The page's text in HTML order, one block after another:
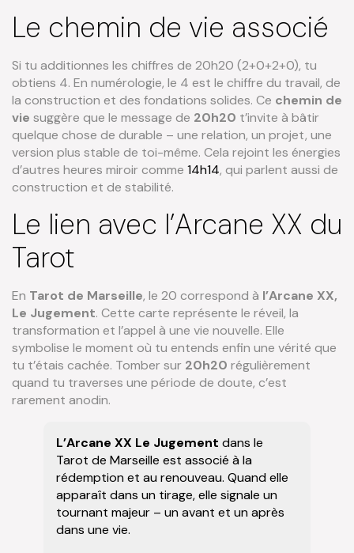
Le chemin de vie associé
Si tu additionnes les chiffres de 20h20 (2+0+2+0), tu
obtiens 4. En numérologie, le 4 est le chiffre du travail, de
la construction et des fondations solides. Ce chemin de
vie suggère que le message de 20h20 t’invite à bâtir
quelque chose de durable – une relation, un projet, une
version plus stable de toi-même. Cela rejoint les énergies
d’autres heures miroir comme 14h14, qui parlent aussi de
construction et de stabilité.
Le lien avec l’Arcane XX du
Tarot
En Tarot de Marseille, le 20 correspond à l’Arcane XX,
Le Jugement. Cette carte représente le réveil, la
transformation et l’appel à une vie nouvelle. Elle
symbolise le moment où tu entends enfin une vérité que
tu t’étais cachée. Tomber sur 20h20 régulièrement
quand tu traverses une période de doute, c’est
rarement anodin.
L’Arcane XX Le Jugement dans le
Tarot de Marseille est associé à la
rédemption et au renouveau. Quand elle
apparaît dans un tirage, elle signale un
tournant majeur – un avant et un après
dans une vie.